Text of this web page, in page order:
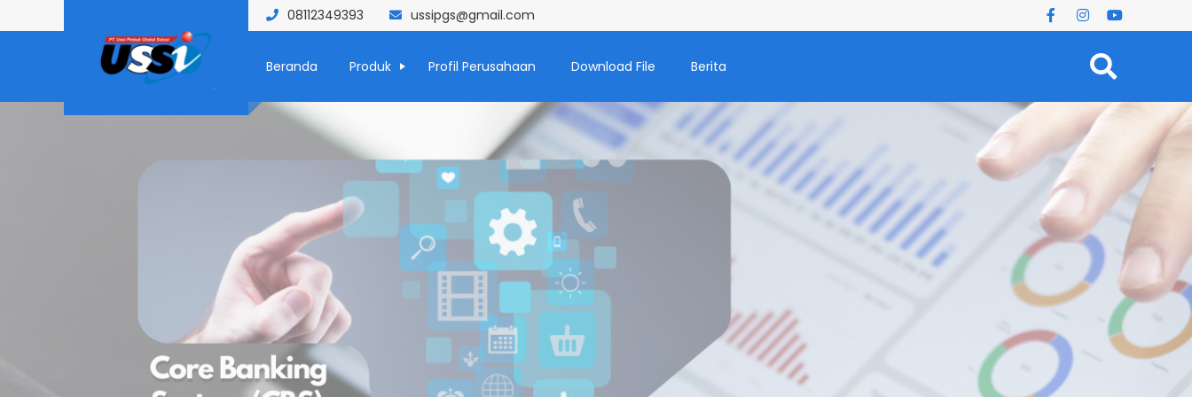
08112349393 ussipgs@gmail.com
Beranda Produk Profil Perusahaan Download File Berita